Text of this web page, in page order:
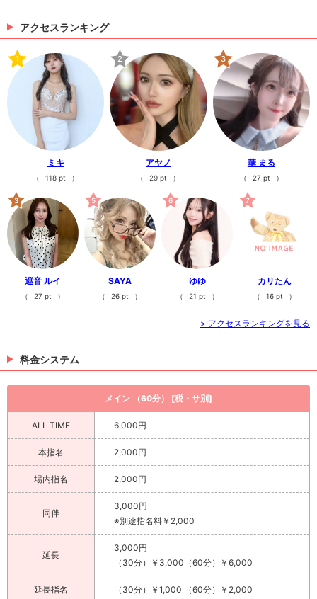
バ図鑑##新潟ナイトナビ#Andy#Dremo#nnn#ナイツ
キャバクラ#キャバクラ求人#キャバ嬢#キャスト#ボー
イ#ヘアメイク#フクロウ#新潟#新潟駅前#飲み屋#求
人#シャンパン#ナイト#ナイトビジネス#ギャル#クラ
ブ#キャバ図鑑#いいねした人全員フォロー#新潟ナイ
トナビ#Andy#Dremo#nnn#ナイツネット#ポケパラ#
きゃばきゃば#
Jena
もうすぐです😌
今週は水,木,金,土曜日出勤予定です！何...
9日前
> 日記一覧を見る
アクセスランキング
1
ミキ
（ 118 pt ）
2
アヤノ
（ 29 pt ）
3
華 まる
（ 27 pt ）
3
巡音 ルイ
（ 27 pt ）
5
SAYA
（ 26 pt ）
6
ゆゆ
（ 21 pt ）
7
カリたん
（ 16 pt ）
> アクセスランキングを見る
料金システム
メイン （60分） [税・サ別]
ALL TIME 6,000円
本指名 2,000円
場内指名 2,000円
同伴
3,000円
※別途指名料￥2,000
延長
3,000円
（30分）￥3,000（60分）￥6,000
延長指名 （30分）￥1,000 （60分）￥2,000